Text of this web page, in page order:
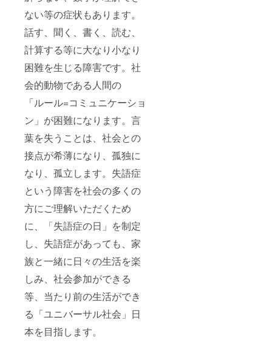
ない等の症状もあります。
話す、聞く、書く、読む、
計算する等に大なり小なり
困難を生じる障害です。社
会的動物である人間の
「ルール=コミュニケーショ
ン」が困難になります。言
葉を失うことは、社会との
接点が希薄になり、孤独に
なり、孤立します。失語症
という障害を社会の多くの
方にご理解いただくため
に、「失語症の日」を制定
し、失語症があっても、家
族と一緒に日々の生活を楽
しみ、社会参加ができる
等、当たり前の生活ができ
る「ユニバーサル社会」日
本を目指します。